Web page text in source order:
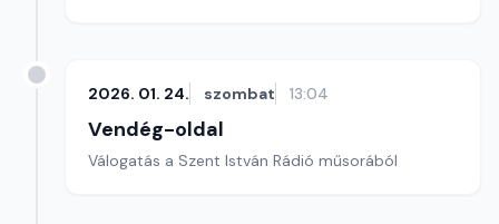
2026. 01. 24. szombat 13:04
Vendég-oldal
Válogatás a Szent István Rádió műsorából